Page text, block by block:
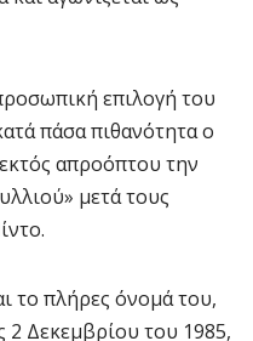
επιλογή του
πάσα πιθανότητα ο
απροόπτου την
μετά τους
το πλήρες όνομά του,
2 Δεκεμβρίου του 1985,